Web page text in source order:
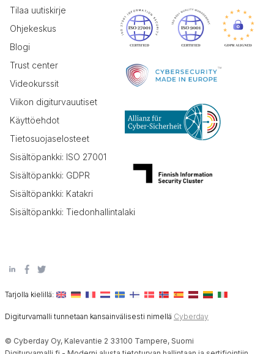
Tilaa uutiskirje
Ohjekeskus
Blogi
Trust center
Videokurssit
Viikon digiturvauutiset
Käyttöehdot
Tietosuojaselosteet
Sisältöpankki: ISO 27001
Sisältöpankki: GDPR
Sisältöpankki: Katakri
Sisältöpankki: Tiedonhallintalaki
Tarjolla kielillä:
Digiturvamalli tunnetaan kansainvälisesti nimellä Cyberday
© Cyberday Oy, Kalevantie 2 33100 Tampere, Suomi